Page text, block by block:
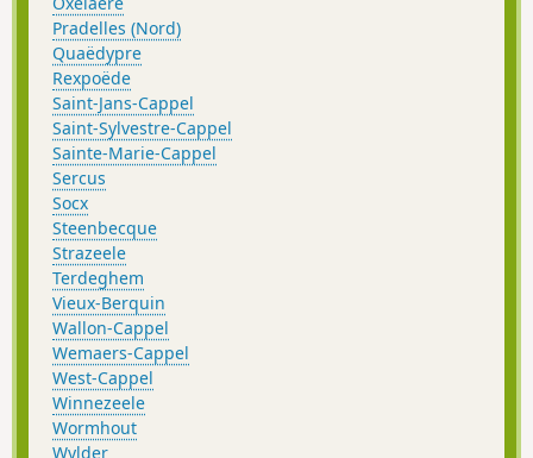
Pradelles (Nord)
Quaëdypre
Rexpoëde
Saint-Jans-Cappel
Saint-Sylvestre-Cappel
Sainte-Marie-Cappel
Sercus
Socx
Steenbecque
Strazeele
Terdeghem
Vieux-Berquin
Wallon-Cappel
Wemaers-Cappel
West-Cappel
Winnezeele
Wormhout
Wylder